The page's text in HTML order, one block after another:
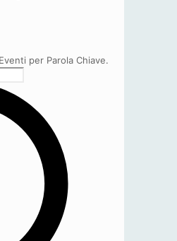
per Parola Chiave.